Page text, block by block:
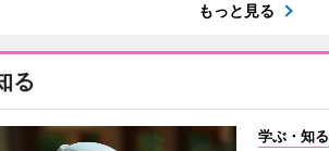
もっと見る
る
学ぶ・知る